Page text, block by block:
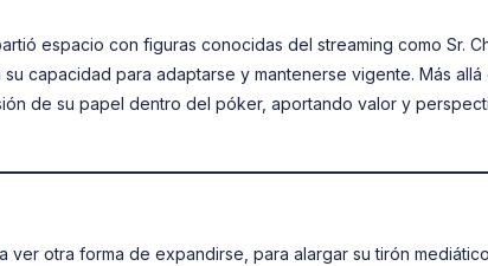
espacio con figuras conocidas del streaming como Sr.
capacidad para adaptarse y mantenerse vigente. Más allá
de su papel dentro del póker, aportando valor y
otra forma de expandirse, para alargar su tirón